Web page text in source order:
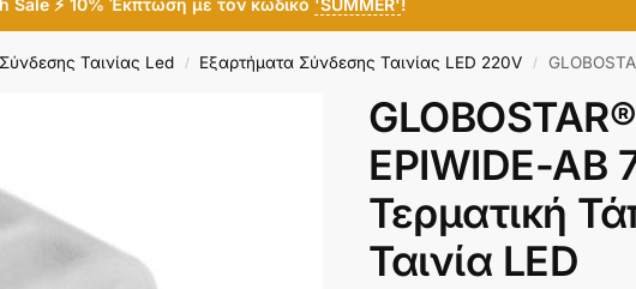
Sale ⚡ 10% Έκπτωση με τον κωδικό 'SUMMER'!
Ταινίας Led / Εξαρτήματα Σύνδεσης Ταινίας LED 220V / GLOBOSTAR® EPIWIDE-AB 70547
GLOBOSTAR®
EPIWIDE-AB
Τερματική
Ταινία LED